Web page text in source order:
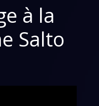
à la
Salto